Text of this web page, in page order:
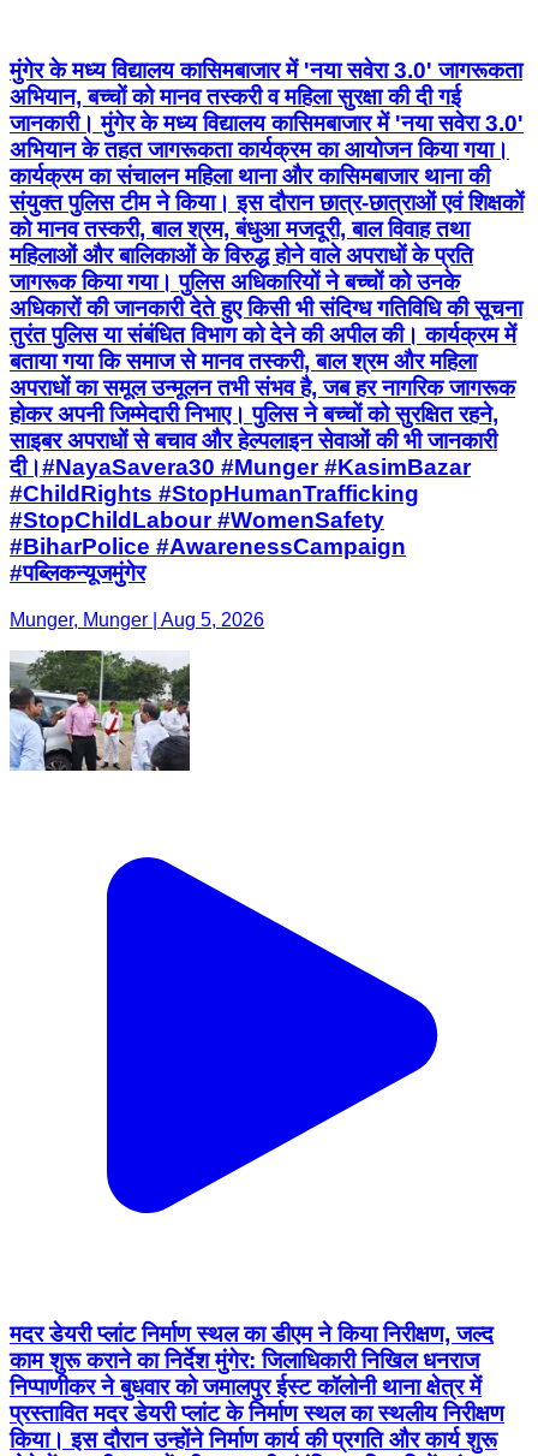
मुंगेर के मध्य विद्यालय कासिमबाजार में 'नया सवेरा 3.0' जागरूकता
अभियान, बच्चों को मानव तस्करी व महिला सुरक्षा की दी गई
जानकारी। मुंगेर के मध्य विद्यालय कासिमबाजार में 'नया सवेरा 3.0'
अभियान के तहत जागरूकता कार्यक्रम का आयोजन किया गया।
कार्यक्रम का संचालन महिला थाना और कासिमबाजार थाना की
संयुक्त पुलिस टीम ने किया। इस दौरान छात्र-छात्राओं एवं शिक्षकों
को मानव तस्करी, बाल श्रम, बंधुआ मजदूरी, बाल विवाह तथा
महिलाओं और बालिकाओं के विरुद्ध होने वाले अपराधों के प्रति
जागरूक किया गया। पुलिस अधिकारियों ने बच्चों को उनके
अधिकारों की जानकारी देते हुए किसी भी संदिग्ध गतिविधि की सूचना
तुरंत पुलिस या संबंधित विभाग को देने की अपील की। कार्यक्रम में
बताया गया कि समाज से मानव तस्करी, बाल श्रम और महिला
अपराधों का समूल उन्मूलन तभी संभव है, जब हर नागरिक जागरूक
होकर अपनी जिम्मेदारी निभाए। पुलिस ने बच्चों को सुरक्षित रहने,
साइबर अपराधों से बचाव और हेल्पलाइन सेवाओं की भी जानकारी
दी।#NayaSavera30 #Munger #KasimBazar
#ChildRights #StopHumanTrafficking
#StopChildLabour #WomenSafety
#BiharPolice #AwarenessCampaign
#पब्लिकन्यूजमुंगेर
Munger, Munger | Aug 5, 2026
मदर डेयरी प्लांट निर्माण स्थल का डीएम ने किया निरीक्षण, जल्द
काम शुरू कराने का निर्देश मुंगेर: जिलाधिकारी निखिल धनराज
निप्पाणीकर ने बुधवार को जमालपुर ईस्ट कॉलोनी थाना क्षेत्र में
प्रस्तावित मदर डेयरी प्लांट के निर्माण स्थल का स्थलीय निरीक्षण
किया। इस दौरान उन्होंने निर्माण कार्य की प्रगति और कार्य शुरू